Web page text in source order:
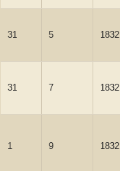
31 5 1832
31 7 1832
1 9 1832